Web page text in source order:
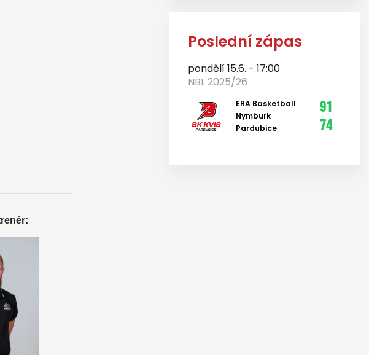
Poslední zápas
pondělí 15.6. - 17:00
NBL 2025/26
ERA Basketball
Nymburk
Pardubice
91
74